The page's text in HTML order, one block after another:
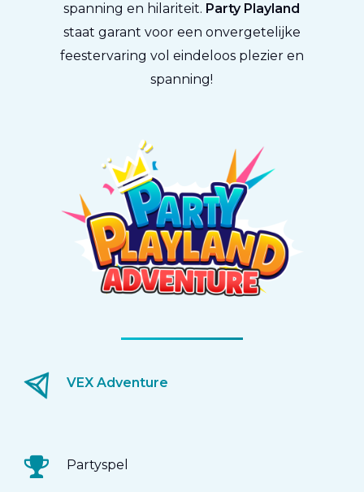
VEX Adventure
Partyspel
spanning en hilariteit. Party Playland
staat garant voor een onvergetelijke
feestervaring vol eindeloos plezier en
spanning!